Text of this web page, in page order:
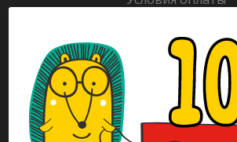
Гарантия на товар
Раскраски
Рекламодателям
Каталог